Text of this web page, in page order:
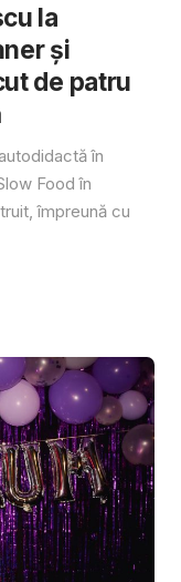
la
și
de patru
în
Food în
împreună cu